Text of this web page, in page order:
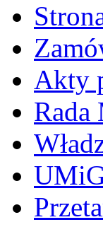
Akty
Rada